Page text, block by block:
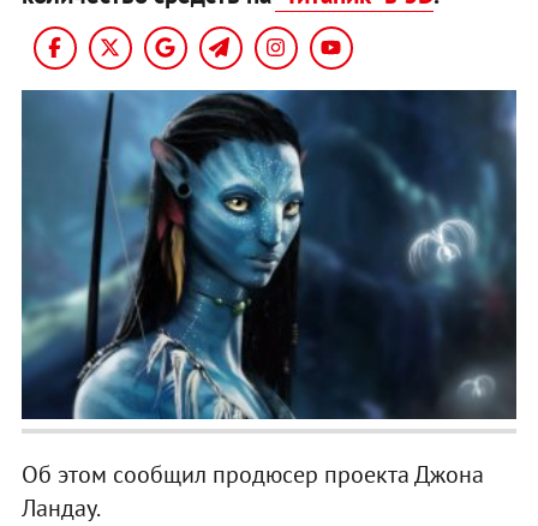
Об этом сообщил продюсер проекта Джона
Ландау.